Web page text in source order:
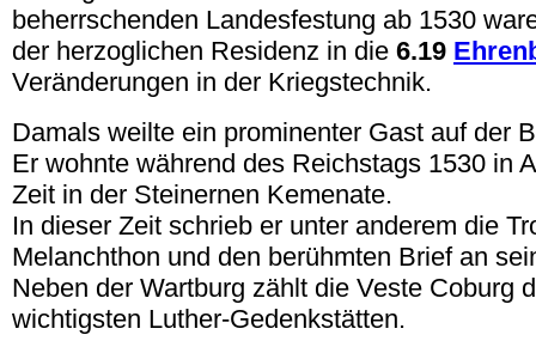
beherrschenden Landesfestung ab 1530
der herzoglichen Residenz in die 6.19
Veränderungen in der Kriegstechnik.
Damals weilte ein prominenter Gast auf der
Er wohnte während des Reichstags 1530 in
Zeit in der Steinernen Kemenate.
In dieser Zeit schrieb er unter anderem die
Melanchthon und den berühmten Brief an
Neben der Wartburg zählt die Veste Coburg
wichtigsten Luther-Gedenkstätten.